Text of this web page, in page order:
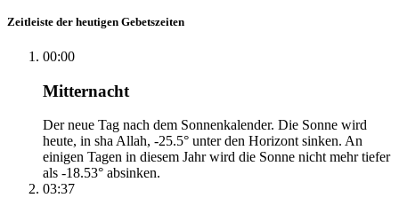
Zeitleiste der heutigen Gebetszeiten
00:00
Mitternacht
Der neue Tag nach dem Sonnenkalender. Die Sonne wird
heute, in sha Allah, -25.5° unter den Horizont sinken. An
einigen Tagen in diesem Jahr wird die Sonne nicht mehr tiefer
als -18.53° absinken.
03:37